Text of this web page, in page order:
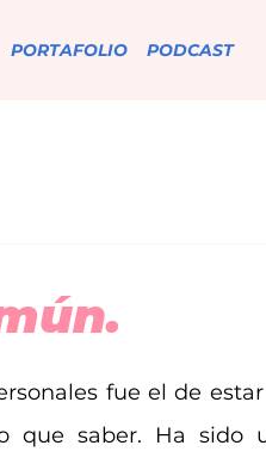
PORTAFOLIO PODCAST
fue el de
que saber. Ha sido